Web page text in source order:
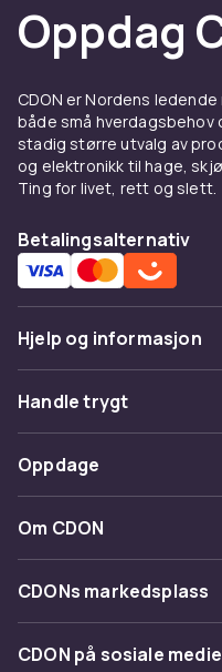
Oppdag
CDON er Nordens
både små hverdagsbehov
stadig større utvalg av
og elektronikk til hage,
Ting for livet, rett og slett.
Betalingsalternativ
Hjelp og informasjon
Vanlige spørsmål
Spor pakke
Angre & returner her
Kontakt oss
Handle trygt
Betaling
Levering
Tilbakekallinger
Oppdage
Kategorier
Varemerker
Om CDON
Om oss
Kundeanmeldelser
CDONs markedsplass
Merchant Help Center
CDON på sosiale